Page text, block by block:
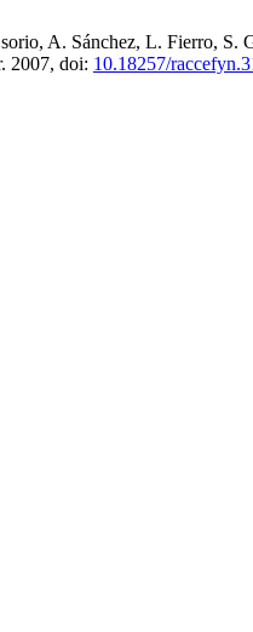
A. Sánchez, L. Fierro,
2007, doi: 10.18257/